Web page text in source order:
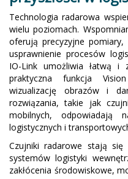
Technologia radarowa
wielu poziomach.
oferują precyzyjne
usprawnienie procesów
IO-Link umożliwia łatwą i
praktyczna funkcja
wizualizację obrazów i
rozwiązania, takie jak
mobilnych, odpowiadają
logistycznych i
Czujniki radarowe stają się
systemów logistyki
zakłócenia środowiskowe,